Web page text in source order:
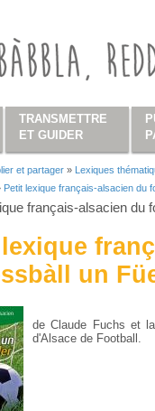
ici
et partager » Lexiques
Petit lexique français-alsacien du
français-alsacien du
un
de Claude Fuchs et
d'Alsace de Football.
TRANSMETTRE
ET GUIDER